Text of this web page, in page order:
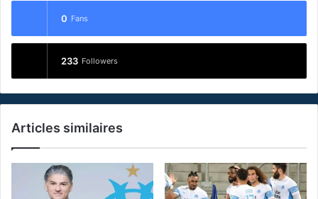
0 Fans
233 Followers
Articles similaires